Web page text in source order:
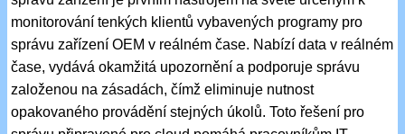
monitorování tenkých klientů vybavených programy pro
správu zařízení OEM v reálném čase. Nabízí data v reálném
čase, vydává okamžitá upozornění a podporuje správu
založenou na zásadách, čímž eliminuje nutnost
opakovaného provádění stejných úkolů. Toto řešení pro